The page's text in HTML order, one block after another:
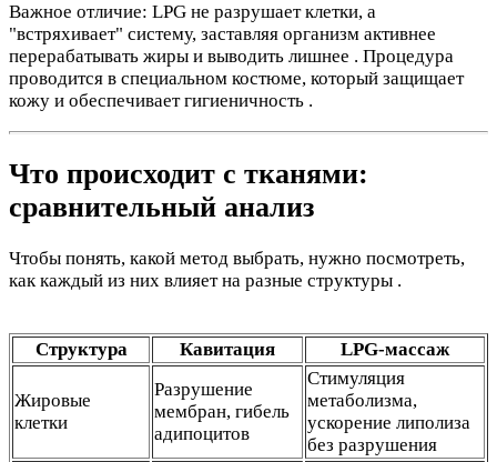
Важное отличие: LPG не разрушает клетки, а
"встряхивает" систему, заставляя организм активнее
перерабатывать жиры и выводить лишнее . Процедура
проводится в специальном костюме, который защищает
кожу и обеспечивает гигиеничность .
Что происходит с тканями:
сравнительный анализ
Чтобы понять, какой метод выбрать, нужно посмотреть,
как каждый из них влияет на разные структуры .
Структура Кавитация LPG-массаж
Жировые
клетки
Разрушение
мембран, гибель
адипоцитов
Стимуляция
метаболизма,
ускорение липолиза
без разрушения